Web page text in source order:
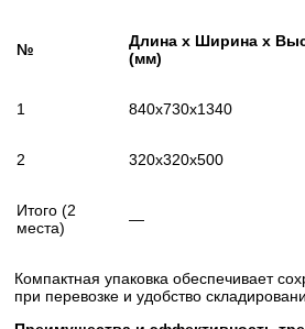
№
Длина x Ширина x
(мм)
1 840x730x1340
2 320x320x500
Итого (2
места)
—
Компактная упаковка обеспечивает
при перевозке и удобство